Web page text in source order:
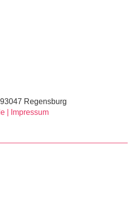
Regensburg
| Impressum